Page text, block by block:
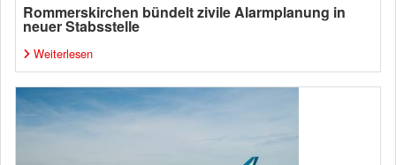
Rommerskirchen bündelt zivile Alarmplanung in
neuer Stabsstelle
Weiterlesen